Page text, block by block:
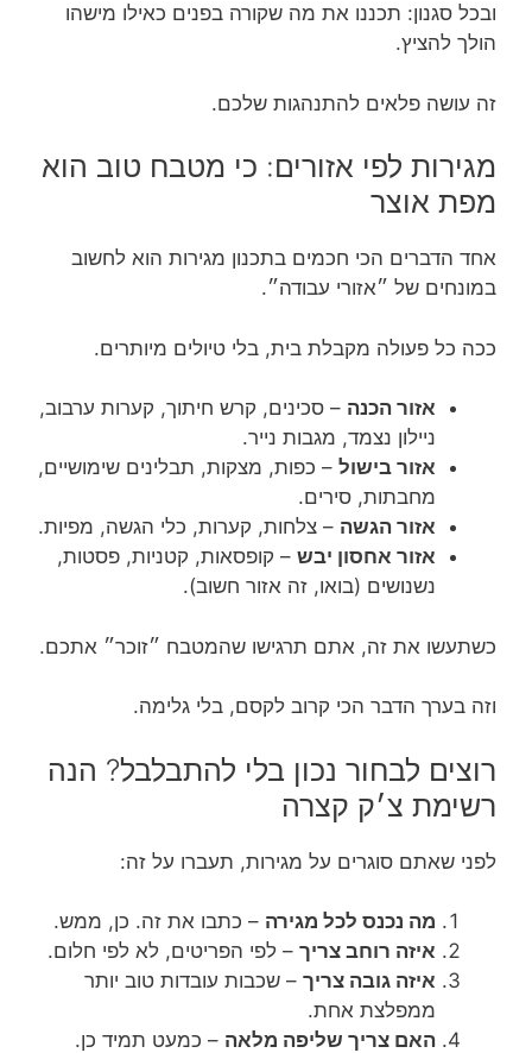
ובכל סגנון: תכננו את מה שקורה בפנים כאילו מישהו
הולך להציץ.
זה עושה פלאים להתנהגות שלכם.
מגירות לפי אזורים: כי מטבח טוב הוא
מפת אוצר
אחד הדברים הכי חכמים בתכנון מגירות הוא לחשוב
במונחים של ״אזורי עבודה״.
ככה כל פעולה מקבלת בית, בלי טיולים מיותרים.
אזור הכנה – סכינים, קרש חיתוך, קערות ערבוב,
ניילון נצמד, מגבות נייר.
אזור בישול – כפות, מצקות, תבלינים שימושיים,
מחבתות, סירים.
אזור הגשה – צלחות, קערות, כלי הגשה, מפיות.
אזור אחסון יבש – קופסאות, קטניות, פסטות,
נשנושים (בואו, זה אזור חשוב).
כשתעשו את זה, אתם תרגישו שהמטבח ״זוכר״ אתכם.
וזה בערך הדבר הכי קרוב לקסם, בלי גלימה.
רוצים לבחור נכון בלי להתבלבל? הנה
רשימת צ׳ק קצרה
לפני שאתם סוגרים על מגירות, תעברו על זה:
מה נכנס לכל מגירה – כתבו את זה. כן, ממש.
איזה רוחב צריך – לפי הפריטים, לא לפי חלום.
איזה גובה צריך – שכבות עובדות טוב יותר
ממפלצת אחת.
האם צריך שליפה מלאה – כמעט תמיד כן.